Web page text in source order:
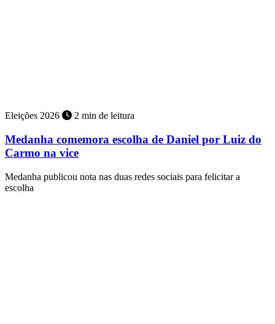
Eleições 2026 2 min de leitura
Medanha comemora escolha de Daniel por Luiz do
Carmo na vice
Medanha publicou nota nas duas redes sociais para felicitar a
escolha